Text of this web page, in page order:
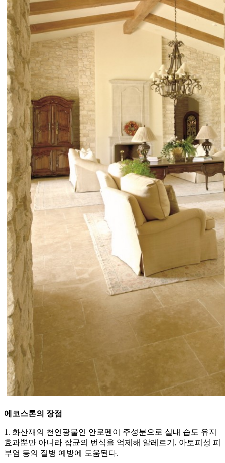
에코스톤의 장점
1. 화산재의 천연광물인 안로펜이 주성분으로 실내 습도 유지
효과뿐만 아니라 잡균의 번식을 억제해 알레르기, 아토피성 피
부염 등의 질병 예방에 도움된다.